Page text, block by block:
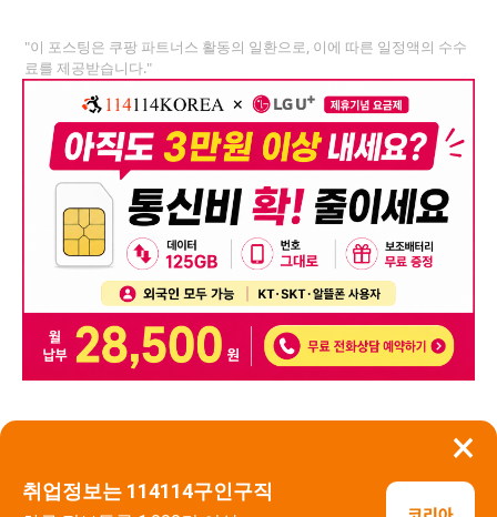
×
취업정보는 114114구인구직
"이 포스팅은 쿠팡 파트너스 활동의 일환으로, 이에 따른 일정액의 수수
료를 제공받습니다."